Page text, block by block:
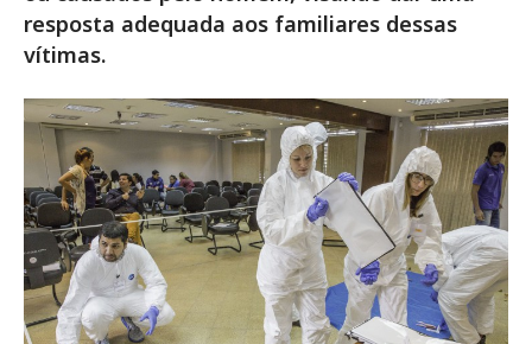
resposta adequada aos familiares dessas
vítimas.